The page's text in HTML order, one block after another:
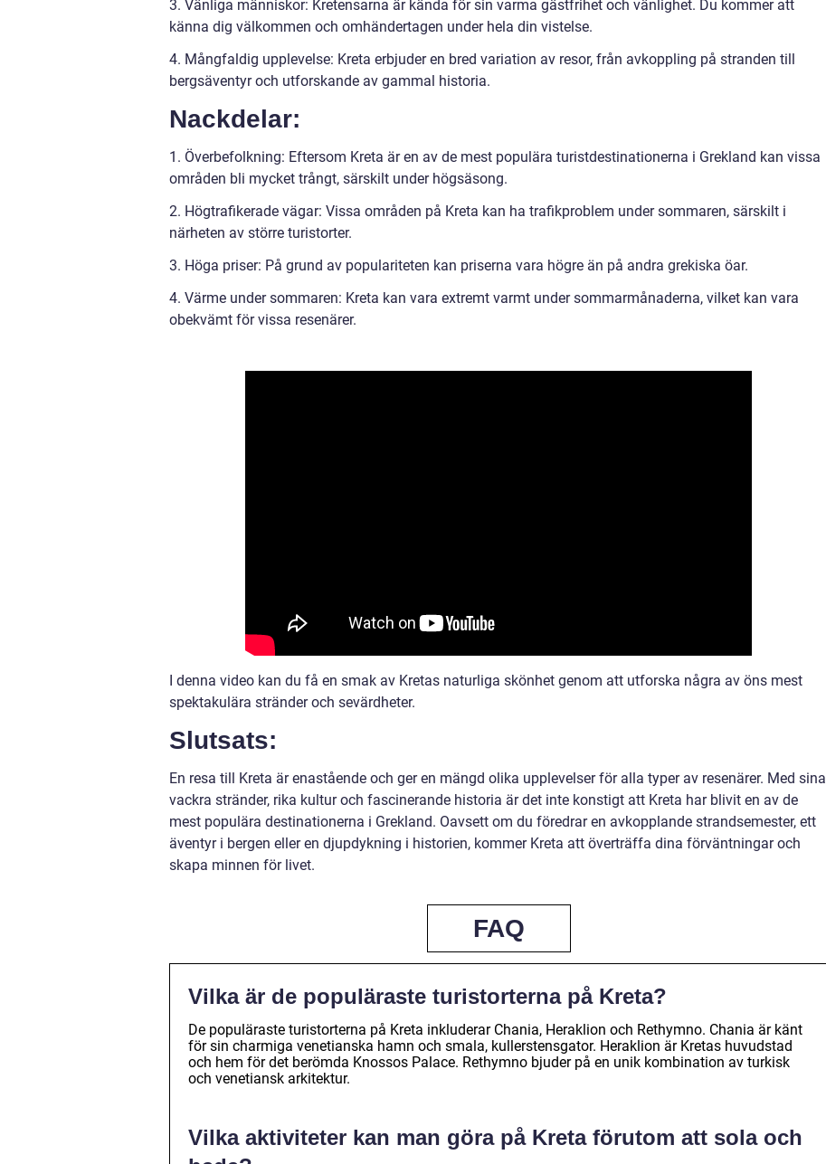
3. Vänliga människor: Kretensarna är kända för sin varma gästfrihet och vänlighet. Du kommer att
känna dig välkommen och omhändertagen under hela din vistelse.
4. Mångfaldig upplevelse: Kreta erbjuder en bred variation av resor, från avkoppling på stranden till
bergsäventyr och utforskande av gammal historia.
Nackdelar:
1. Överbefolkning: Eftersom Kreta är en av de mest populära turistdestinationerna i Grekland kan vissa
områden bli mycket trångt, särskilt under högsäsong.
2. Högtrafikerade vägar: Vissa områden på Kreta kan ha trafikproblem under sommaren, särskilt i
närheten av större turistorter.
3. Höga priser: På grund av populariteten kan priserna vara högre än på andra grekiska öar.
4. Värme under sommaren: Kreta kan vara extremt varmt under sommarmånaderna, vilket kan vara
obekvämt för vissa resenärer.
I denna video kan du få en smak av Kretas naturliga skönhet genom att utforska några av öns mest
spektakulära stränder och sevärdheter.
Slutsats:
En resa till Kreta är enastående och ger en mängd olika upplevelser för alla typer av resenärer. Med sina
vackra stränder, rika kultur och fascinerande historia är det inte konstigt att Kreta har blivit en av de
mest populära destinationerna i Grekland. Oavsett om du föredrar en avkopplande strandsemester, ett
äventyr i bergen eller en djupdykning i historien, kommer Kreta att överträffa dina förväntningar och
skapa minnen för livet.
FAQ
Vilka är de populäraste turistorterna på Kreta?
De populäraste turistorterna på Kreta inkluderar Chania, Heraklion och Rethymno. Chania är känt
för sin charmiga venetianska hamn och smala, kullerstensgator. Heraklion är Kretas huvudstad
och hem för det berömda Knossos Palace. Rethymno bjuder på en unik kombination av turkisk
och venetiansk arkitektur.
Vilka aktiviteter kan man göra på Kreta förutom att sola och